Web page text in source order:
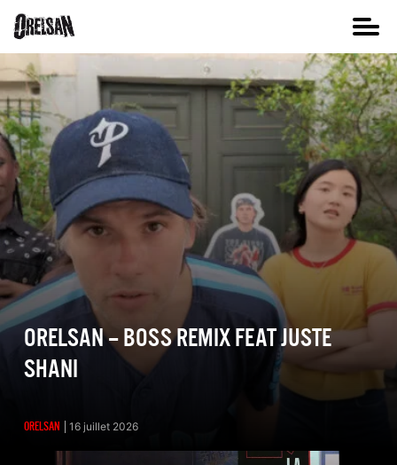
ORELSAN – BOSS REMIX FEAT JUSTE
SHANI
ORELSAN 16 juillet 2026